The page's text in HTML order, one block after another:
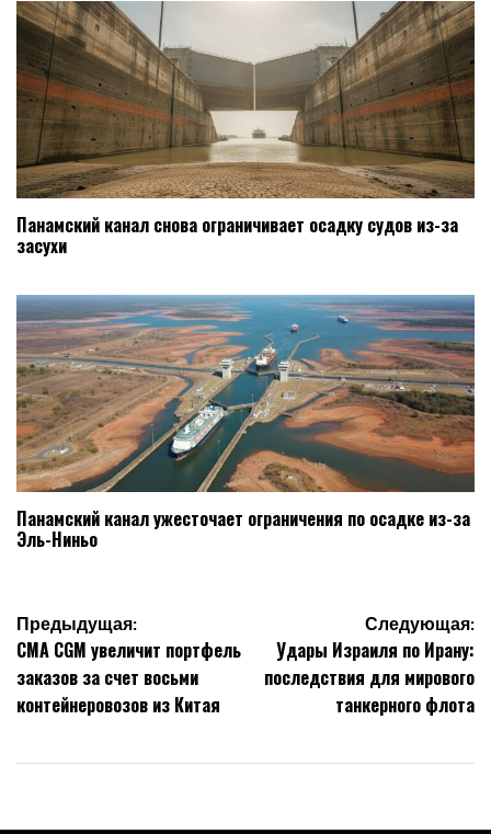
Панамский канал снова ограничивает осадку судов из-за
засухи
Панамский канал ужесточает ограничения по осадке из-за
Эль-Ниньо
Навигация
по
записям
Предыдущая:
CMA CGM увеличит портфель
заказов за счет восьми
контейнеровозов из Китая
Следующая:
Удары Израиля по Ирану:
последствия для мирового
танкерного флота